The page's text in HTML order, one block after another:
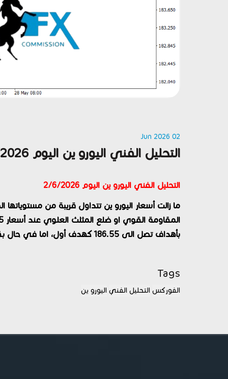
02 Jun 2026
التحليل الفني اليورو ين اليوم 2/6/2026
التحليل الفني اليورو ين اليوم 2/6/2026
ما زالت أسعار اليورو ين تتداول قريبة من
بأهداف تصل الى 186.55 كهدف أول، اما في حال بقاء السعر دون هذه المستويات فالبيع هو الاقرب.
Tags
الفوركس التحليل الفني اليورو ين